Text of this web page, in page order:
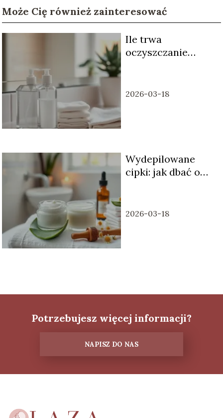
Może Cię również zainteresować
Ile trwa
oczyszczanie
2026-03-18
Wydepilowane
cipki: jak dbać o
2026-03-18
Potrzebujesz więcej informacji?
NAPISZ DO NAS